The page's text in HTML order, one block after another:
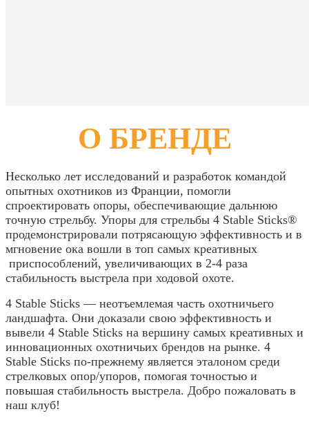
О БРЕНДЕ
Несколько лет исследований и разработок командой
опытных охотников из Франции, помогли
спроектировать опоры, обеспечивающие дальнюю
точную стрельбу. Упоры для стрельбы 4 Stable Sticks®
продемонстрировали потрясающую эффективность и в
мгновение ока вошли в топ самых креативных
приспособлений, увеличивающих в 2-4 раза
стабильность выстрела при ходовой охоте.
4 Stable Sticks — неотъемлемая часть охотничьего
ландшафта. Они доказали свою эффективность и
вывели 4 Stable Sticks на вершину самых креативных и
инновационных охотничьих брендов на рынке. 4
Stable Sticks по-прежнему является эталоном среди
стрелковых опор/упоров, помогая точностью и
повышая стабильность выстрела. Добро пожаловать в
наш клуб!